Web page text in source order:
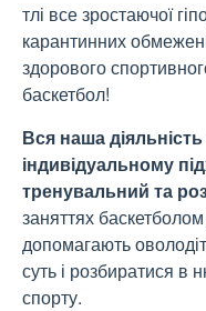
тлі все зростаючої
карантинних
здорового
баскетбол!
Вся наша
індивідуальному
тренувальний та
заняттях
допомагають
суть і розбиратися в
спорту.